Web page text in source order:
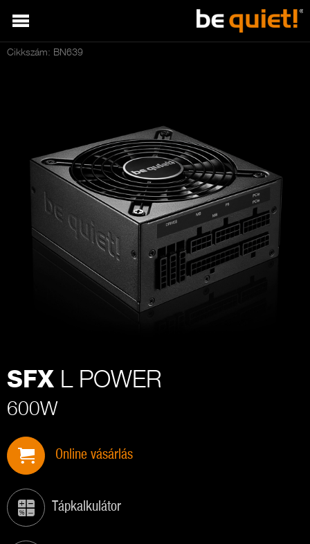
Cikkszám: BN639
SFX L POWER
600W
Online vásárlás
Tápkalkulátor